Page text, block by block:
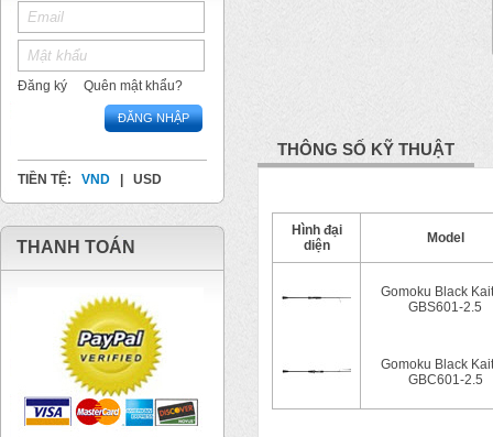
Đăng ký Quên mật khẩu?
ĐĂNG NHẬP
TIỀN TỆ: VND USD
THANH TOÁN
THÔNG SỐ KỸ THUẬT
Hình đại
diện
Model
Gomoku Black
GBS601-2.5
Gomoku Black
GBC601-2.5